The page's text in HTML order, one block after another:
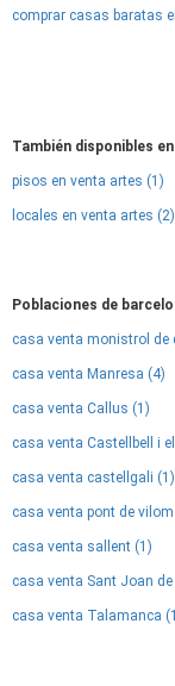
comprar casas baratas
También disponibles
pisos en venta artes (1)
locales en venta artes (2)
Poblaciones de
casa venta monistrol de
casa venta Manresa (4)
casa venta Callus (1)
casa venta Castellbell i
casa venta castellgali (1)
casa venta pont de
casa venta sallent (1)
casa venta Sant Joan
casa venta Talamanca